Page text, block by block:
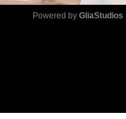
Powered by GliaStudios